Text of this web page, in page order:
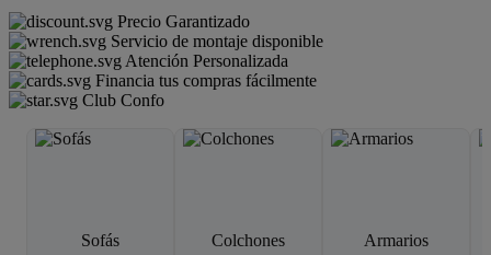
Precio Garantizado
Servicio de montaje disponible
Atención Personalizada
Financia tus compras fácilmente
Club Confo
Sofás Colchones Armarios